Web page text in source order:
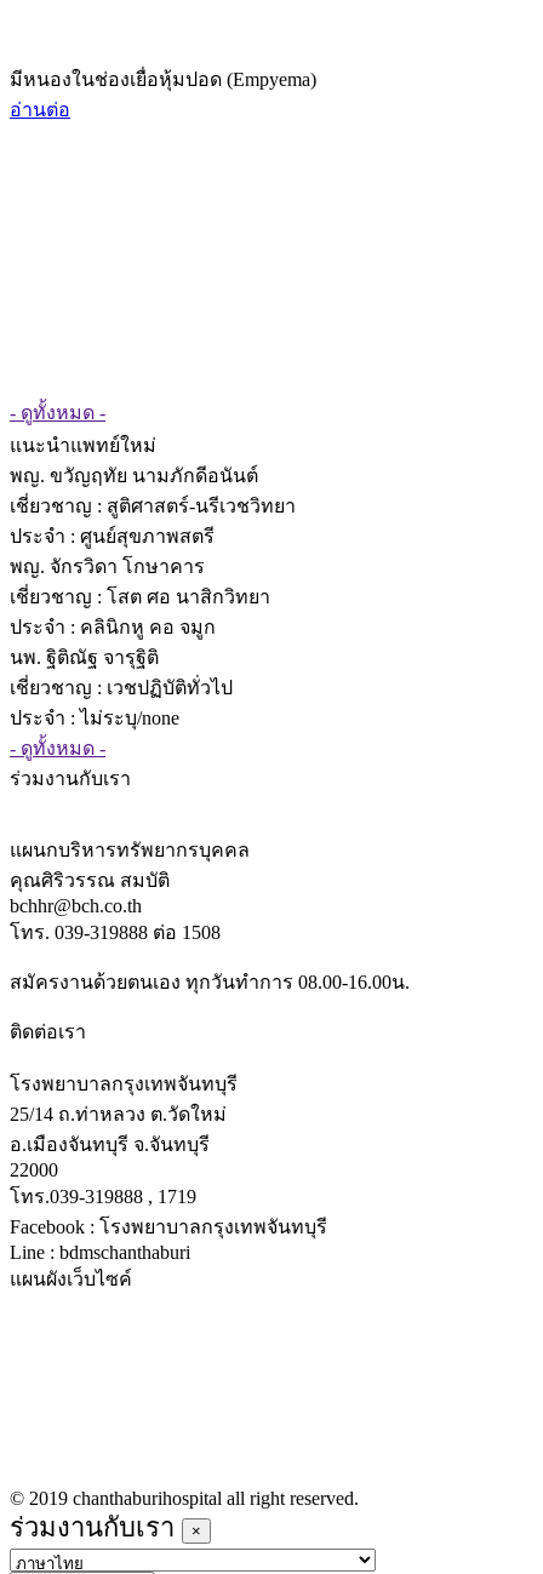
มีหนองในช่องเยื่อหุ้มปอด (Empyema)
อ่านต่อ
- ดูทั้งหมด -
แนะนำแพทย์ใหม่
พญ. ขวัญฤทัย นามภักดีอนันต์
เชี่ยวชาญ : สูติศาสตร์-นรีเวชวิทยา
ประจำ : ศูนย์สุขภาพสตรี
พญ. จักรวิดา โกษาคาร
เชี่ยวชาญ : โสต ศอ นาสิกวิทยา
ประจำ : คลินิกหู คอ จมูก
นพ. ฐิติณัฐ จารุฐิติ
เชี่ยวชาญ : เวชปฏิบัติทั่วไป
ประจำ : ไม่ระบุ/none
- ดูทั้งหมด -
ร่วมงานกับเรา
แผนกบริหารทรัพยากรบุคคล
คุณศิริวรรณ สมบัติ
bchhr@bch.co.th
โทร. 039-319888 ต่อ 1508
สมัครงานด้วยตนเอง ทุกวันทำการ 08.00-16.00น.
ติดต่อเรา
โรงพยาบาลกรุงเทพจันทบุรี
25/14 ถ.ท่าหลวง ต.วัดใหม่
อ.เมืองจันทบุรี จ.จันทบุรี
22000
โทร.039-319888 , 1719
Facebook : โรงพยาบาลกรุงเทพจันทบุรี
Line : bdmschanthaburi
แผนผังเว็บไซค์
© 2019 chanthaburihospital all right reserved.
ร่วมงานกับเรา ×